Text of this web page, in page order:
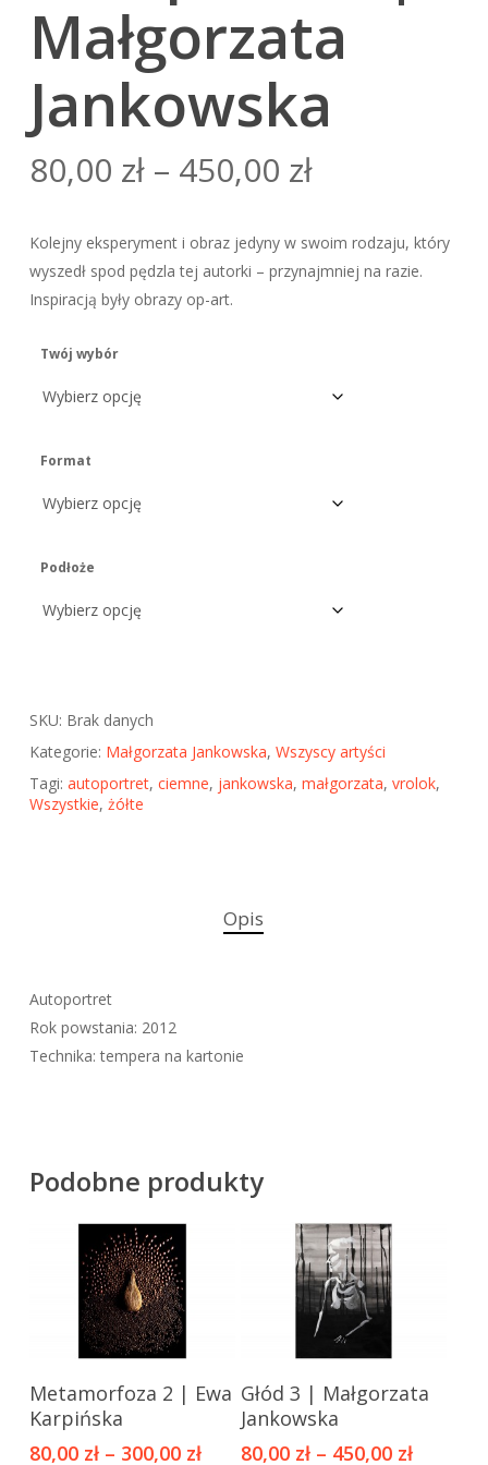
Małgorzata
Jankowska
80,00 zł– 450,00 zł
Kolejny eksperyment i obraz jedyny w swoim rodzaju, który
wyszedł spod pędzla tej autorki – przynajmniej na razie.
Inspiracją były obrazy op-art.
Twój wybór
Format
Podłoże
SKU: Brak danych
Kategorie: Małgorzata Jankowska, Wszyscy artyści
Tagi: autoportret, ciemne, jankowska, małgorzata, vrolok,
Wszystkie, żółte
Opis
Autoportret
Rok powstania: 2012
Technika: tempera na kartonie
Podobne produkty
produkt
ma
wiele
Metamorfoza 2 | Ewa
Karpińska
80,00 zł– 300,00 zł
produkt
ma
wiele
Głód 3 | Małgorzata
Jankowska
80,00 zł – 450,00 zł